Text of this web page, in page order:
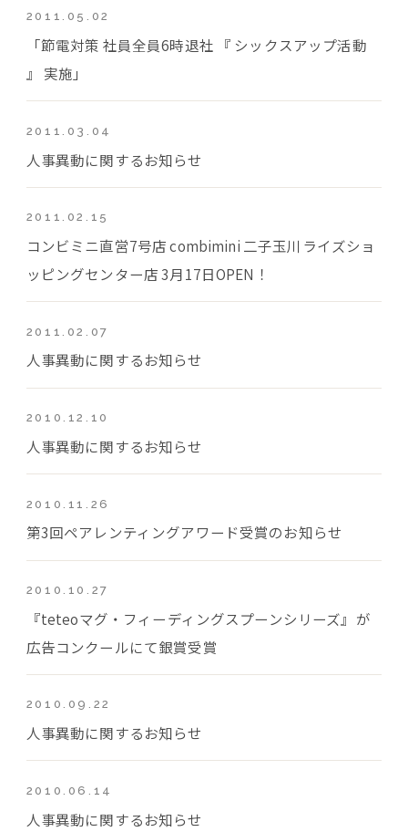
2011.05.02
「節電対策 社員全員6時退社 『 シックスアップ活動
』 実施」
2011.03.04
人事異動に関するお知らせ
2011.02.15
コンビミニ直営7号店 combimini 二子玉川ライズショ
ッピングセンター店 3月17日OPEN！
2011.02.07
人事異動に関するお知らせ
2010.12.10
人事異動に関するお知らせ
2010.11.26
第3回ペアレンティングアワード受賞のお知らせ
2010.10.27
『teteoマグ・フィーディングスプーンシリーズ』が
広告コンクールにて銀賞受賞
2010.09.22
人事異動に関するお知らせ
2010.06.14
人事異動に関するお知らせ